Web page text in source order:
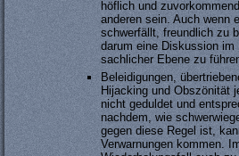
höflich und
anderen sein. Auch wenn
schwerfällt, freundlich zu
darum eine Diskussion im
sachlicher Ebene zu
Beleidigungen,
Hijacking und Obszönität
nicht geduldet und
nachdem, wie
gegen diese Regel ist,
Verwarnungen kommen.